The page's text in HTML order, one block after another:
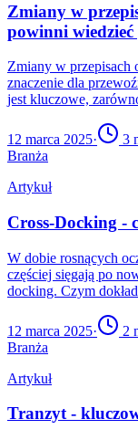
Zmiany w
powinni wiedzieć
Zmiany w przepisach
znaczenie dla
jest kluczowe,
12 marca 2025· 3
Branża
Artykuł
Cross-Docking -
W dobie rosnących
częściej sięgają po
docking. Czym
12 marca 2025· 2
Branża
Artykuł
Tranzyt -